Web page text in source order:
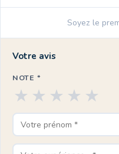
Soyez le
Votre avis
NOTE *
★
★
★
★
★